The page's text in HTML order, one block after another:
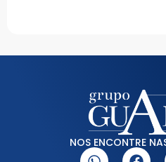
NOS ENCONTRE